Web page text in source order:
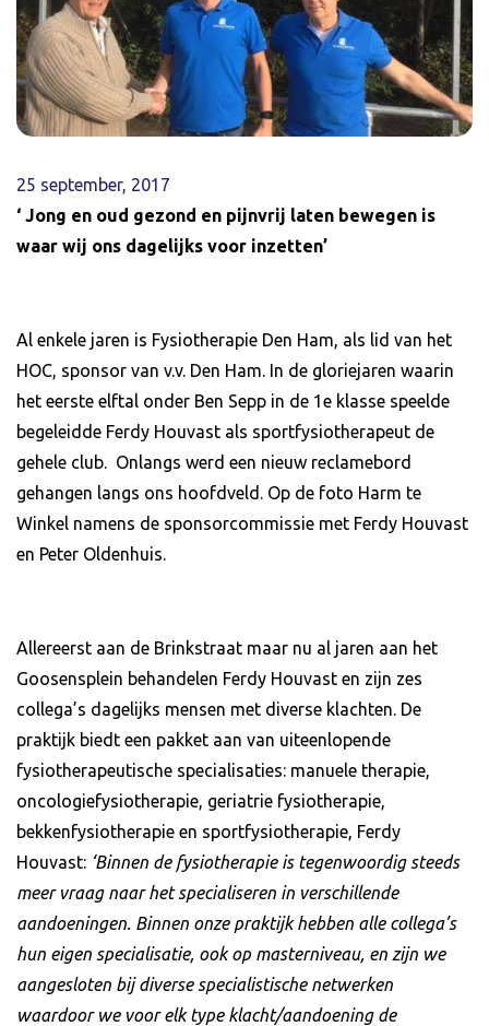
25 september, 2017
‘ Jong en oud gezond en pijnvrij laten bewegen is
waar wij ons dagelijks voor inzetten’
Al enkele jaren is Fysiotherapie Den Ham, als lid van het
HOC, sponsor van v.v. Den Ham. In de gloriejaren waarin
het eerste elftal onder Ben Sepp in de 1e klasse speelde
begeleidde Ferdy Houvast als sportfysiotherapeut de
gehele club. Onlangs werd een nieuw reclamebord
gehangen langs ons hoofdveld. Op de foto Harm te
Winkel namens de sponsorcommissie met Ferdy Houvast
en Peter Oldenhuis.
Allereerst aan de Brinkstraat maar nu al jaren aan het
Goosensplein behandelen Ferdy Houvast en zijn zes
collega’s dagelijks mensen met diverse klachten. De
praktijk biedt een pakket aan van uiteenlopende
fysiotherapeutische specialisaties: manuele therapie,
oncologiefysiotherapie, geriatrie fysiotherapie,
bekkenfysiotherapie en sportfysiotherapie, Ferdy
Houvast: ‘Binnen de fysiotherapie is tegenwoordig steeds
meer vraag naar het specialiseren in verschillende
aandoeningen. Binnen onze praktijk hebben alle collega’s
hun eigen specialisatie, ook op masterniveau, en zijn we
aangesloten bij diverse specialistische netwerken
waardoor we voor elk type klacht/aandoening de